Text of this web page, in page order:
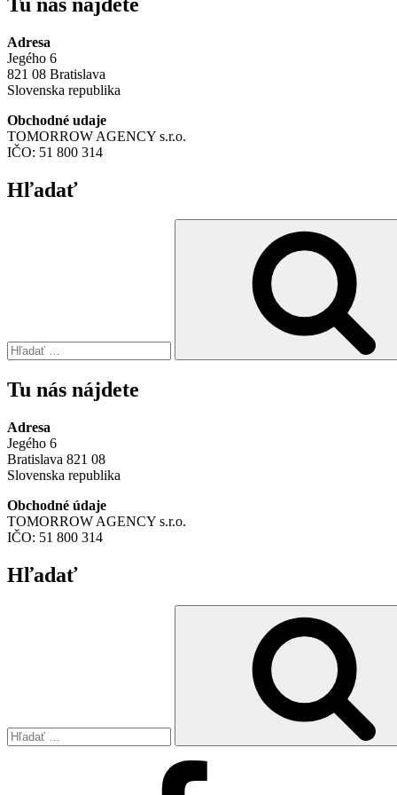
Adresa
Jegého 6
821 08 Bratislava
Slovenska republika
Obchodné udaje
TOMORROW AGENCY s.r.o.
IČO: 51 800 314
Hľadať
Tu nás nájdete
Adresa
Jegého 6
Bratislava 821 08
Slovenska republika
Obchodné údaje
TOMORROW AGENCY s.r.o.
IČO: 51 800 314
Hľadať